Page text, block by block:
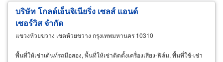
บริษัท โกลด์เอ็นจิเนียริ่ง เซลส์ แอนด์
เซอร์วิส จำกัด
แขวงห้วยขวาง เขตห้วยขวาง กรุงเทพมหานคร 10310
พื้นที่ให้เช่าเต้นท์รถมือสอง, พื้นที่ให้เช่าติดตั้งเครื่องเสียง-ฟิล์ม, พื้นที่ใช้-เช่า